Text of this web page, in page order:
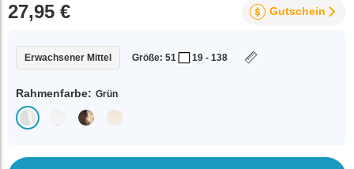
27,95 € Gutschein
Erwachsener Mittel Größe: 51 19 - 138
Rahmenfarbe: Grün